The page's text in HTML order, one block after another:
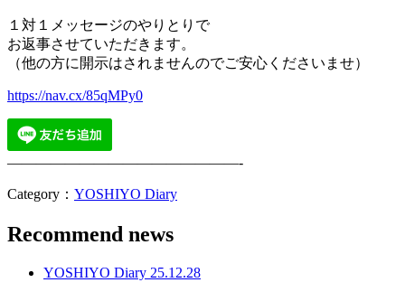
１対１メッセージのやりとりで
お返事させていただきます。
（他の方に開示はされませんのでご安心くださいませ）
https://nav.cx/85qMPy0
————————————————-
Category： YOSHIYO Diary
Recommend news
YOSHIYO Diary 25.12.28